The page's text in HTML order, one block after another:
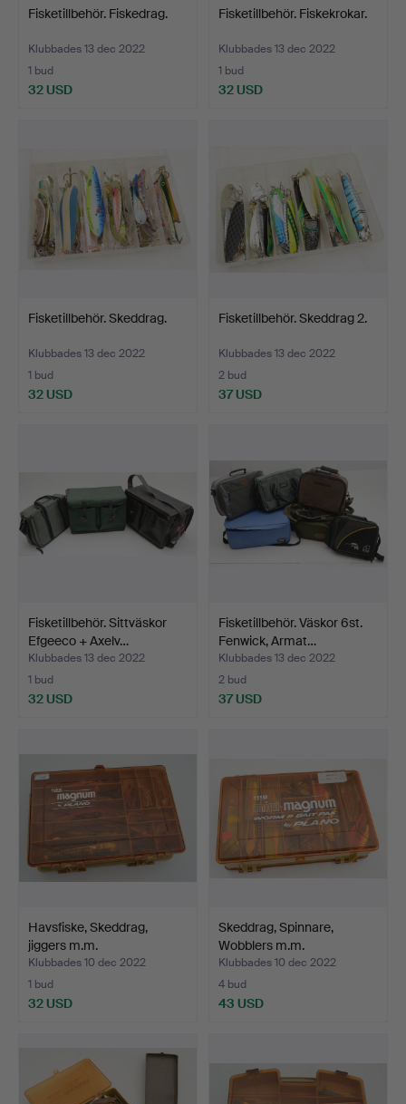
Fisketillbehör. Fiskedrag.
Klubbades 13 dec 2022
1 bud
32 USD
Fisketillbehör. Fiskekrokar.
Klubbades 13 dec 2022
1 bud
32 USD
Fisketillbehör. Skeddrag.
Klubbades 13 dec 2022
1 bud
32 USD
Fisketillbehör. Skeddrag 2.
Klubbades 13 dec 2022
2 bud
37 USD
Fisketillbehör. Sittväskor
Efgeeco + Axelv…
Klubbades 13 dec 2022
1 bud
32 USD
Fisketillbehör. Väskor 6st.
Fenwick, Armat…
Klubbades 13 dec 2022
2 bud
37 USD
Havsfiske, Skeddrag,
jiggers m.m.
Klubbades 10 dec 2022
1 bud
32 USD
Skeddrag, Spinnare,
Wobblers m.m.
Klubbades 10 dec 2022
4 bud
43 USD